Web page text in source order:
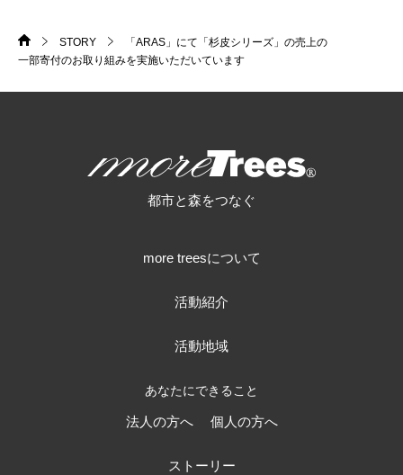
HOME
>
STORY
>
「ARAS」にて「杉皮シリーズ」の売上の
一部寄付のお取り組みを実施いただいています
都市と森をつなぐ
more treesについて
活動紹介
活動地域
あなたにできること
法人の方へ 個人の方へ
ストーリー